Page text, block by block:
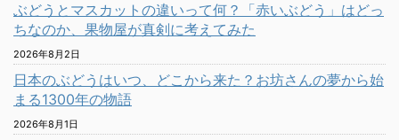
ぶどうとマスカットの違いって何？「赤いぶどう」はどっ
ちなのか、果物屋が真剣に考えてみた
2026年8月2日
日本のぶどうはいつ、どこから来た？お坊さんの夢から始
まる1300年の物語
2026年8月1日